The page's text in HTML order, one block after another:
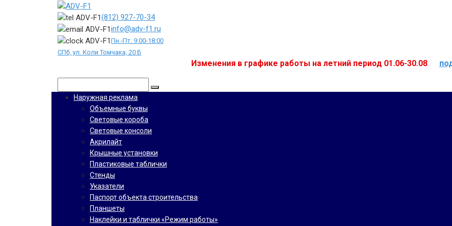
(812) 927-70-34
info@adv-f1.ru
Пн.-Пт. 9:00-18:00
СПб, ул. Коли Томчака, 20 Б
Изменения в графике работы на летний период 01.06-30.08
Наружная реклама
Объемные буквы
Световые короба
Световые консоли
Акрилайт
Крышные установки
Пластиковые таблички
Стенды
Указатели
Паспорт объекта строительства
Планшеты
Наклейки и таблички «Режим работы»